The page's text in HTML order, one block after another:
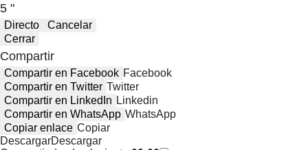
5 "
Directo
Cancelar
Cerrar
Compartir
Compartir en Facebook Facebook
Compartir en Twitter Twitter
Compartir en LinkedIn Linkedin
Compartir en WhatsApp WhatsApp
Copiar enlace Copiar
DescargarDescargar